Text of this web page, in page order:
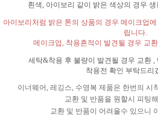
흰색, 아이보리 같이 밝은 색상의 경우
아이보리처럼 밝은 톤의 상품의 경우 메이크업
립니다.
메이크업, 착용흔적이 발견될 경우 교
세탁&착용 후 불량이 발견될 경우 교환 ,
착용전 확인 부탁드리
이너웨어, 레깅스, 수영복 제품은 한번의 시
교환 및 반품을 원할시 피팅
교환 및 반품이 어려울수 있으니